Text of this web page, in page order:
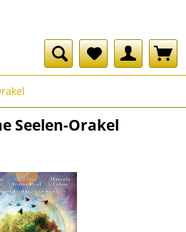
Seelen-Orakel